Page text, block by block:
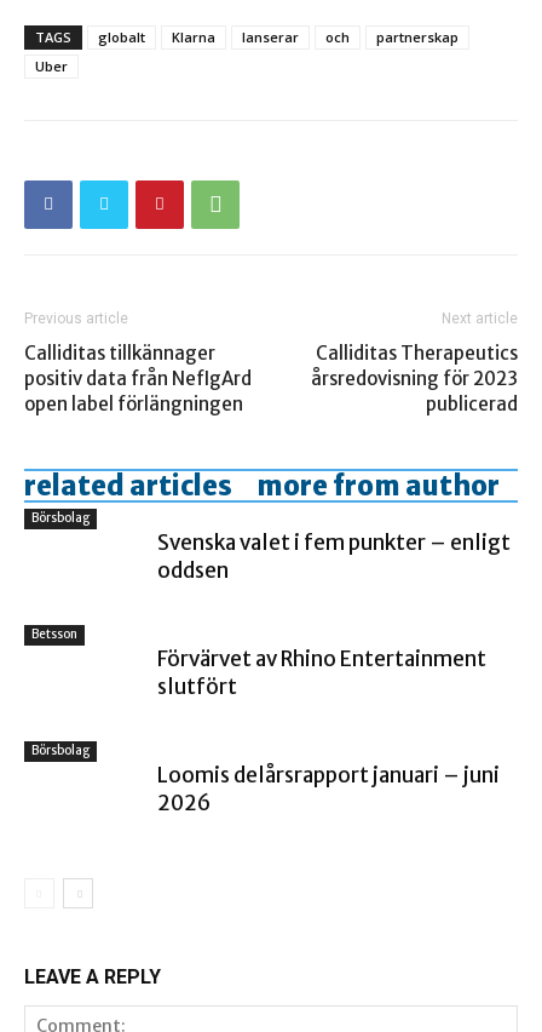
TAGS globalt Klarna lanserar och
partnerskap
Uber
Previous article
Calliditas tillkännager
positiv data från NefIgArd
open label förlängningen
Next article
Calliditas Therapeutics
årsredovisning för 2023
publicerad
related articles more from author
Börsbolag
Svenska valet i fem punkter – enligt
oddsen
Betsson
Förvärvet av Rhino Entertainment
slutfört
Börsbolag
Loomis delårsrapport januari – juni
2026
LEAVE A REPLY